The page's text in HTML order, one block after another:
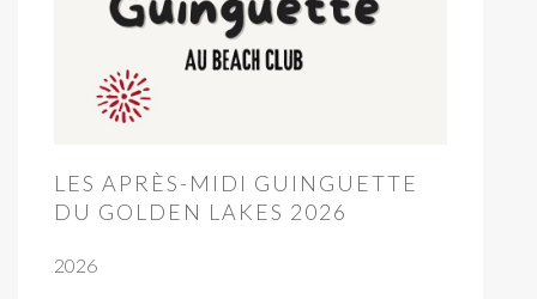
LES APRÈS-MIDI GUINGUETTE
DU GOLDEN LAKES 2026
2026